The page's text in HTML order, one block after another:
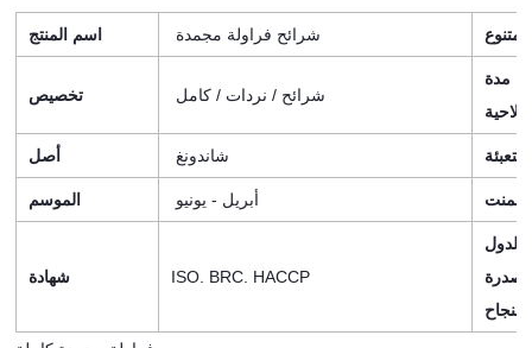
اسم المنتج شرائح فراولة مجمدة متنوع
تخصيص شرائح / نردات / كامل
مدة
أصل شاندونغ التعبئة
الموسم أبريل - يونيو
شهادة ISO. BRC. HACCP
الدول
بنجاح